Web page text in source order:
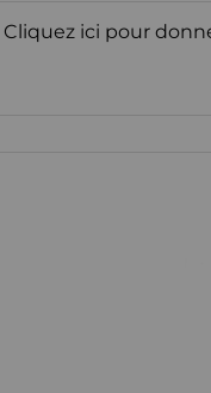
Cliquez ici pour